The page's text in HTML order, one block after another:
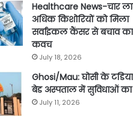
Healthcare News-चार
अधिक किशोरियों को मिला
सर्वाइकल कैंसर से बचाव का
कवच
July 18, 2026
Ghosi/Mau: घोसी के
बेड अस्पताल में सुविधाओं का
July 11, 2026